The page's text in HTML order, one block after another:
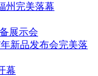
州完美落幕
展示会
新品发布会完美落
幕